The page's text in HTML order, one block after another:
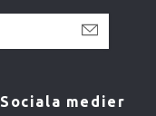
Sociala medier